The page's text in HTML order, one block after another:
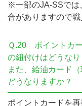
※一部のJA-SSでは
合がありますので職
Ｑ.20
ポイントカ
の紐付けはどうなり
また、給油カード
どうなりますか？
ポイントカードを